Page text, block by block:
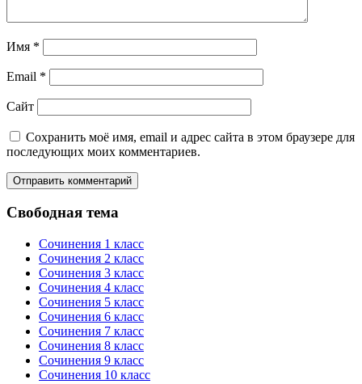
Имя *
Email *
Сайт
Сохранить моё имя, email и адрес сайта в этом браузере для
последующих моих комментариев.
Свободная тема
Сочинения 1 класс
Сочинения 2 класс
Сочинения 3 класс
Сочинения 4 класс
Сочинения 5 класс
Сочинения 6 класс
Сочинения 7 класс
Сочинения 8 класс
Сочинения 9 класс
Сочинения 10 класс